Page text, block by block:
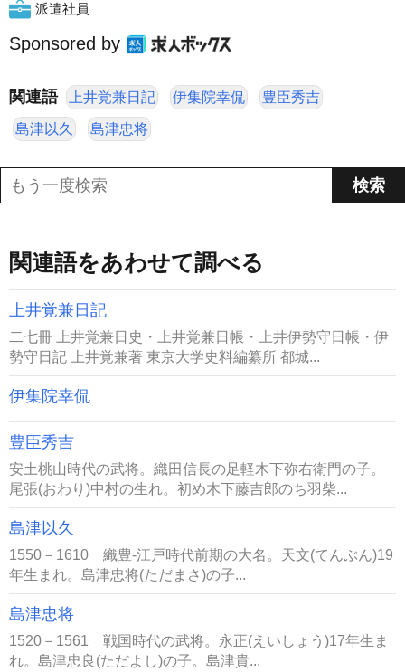
派遣社員
Sponsored by
関連語 上井覚兼日記 伊集院幸侃 豊臣秀吉
島津以久 島津忠将
関連語をあわせて調べる
上井覚兼日記
二七冊 上井覚兼日史・上井覚兼日帳・上井伊勢守日帳・伊
勢守日記 上井覚兼著 東京大学史料編纂所 都城...
伊集院幸侃
豊臣秀吉
安土桃山時代の武将。織田信長の足軽木下弥右衛門の子。
尾張(おわり)中村の生れ。初め木下藤吉郎のち羽柴...
島津以久
1550－1610 織豊-江戸時代前期の大名。天文(てんぶん)19
年生まれ。島津忠将(ただまさ)の子...
島津忠将
1520－1561 戦国時代の武将。永正(えいしょう)17年生ま
れ。島津忠良(ただよし)の子。島津貴...